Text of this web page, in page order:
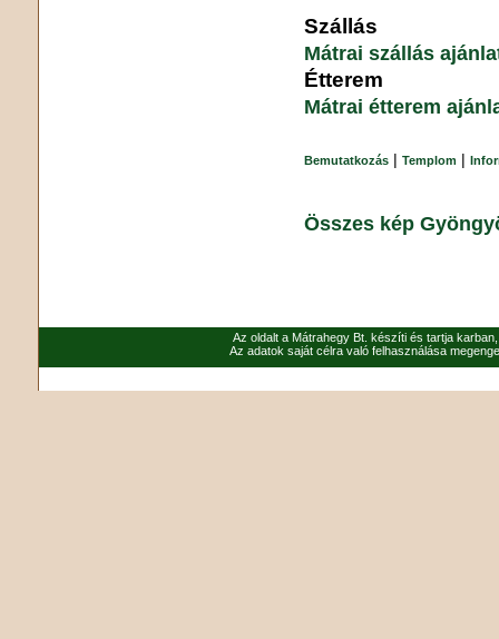
Szállás
Mátrai szállás
Étterem
Mátrai étterem
Bemutatkozás | Templom |
Összes kép
Az oldalt a Mátrahegy Bt. készíti és tartja
Az adatok saját célra való felhasználása